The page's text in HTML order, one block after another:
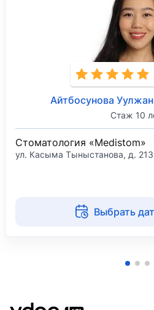
Айтбосунова
Стаж 10
Стоматология «Medistom»
ул. Касыма Тыныстанова, д. 213
Выбрать